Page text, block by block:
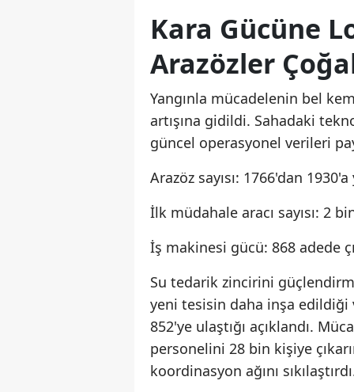
Kara Gücüne
Arazözler
Yangınla mücadelenin bel
artışına gidildi. Sahadaki
güncel operasyonel verileri
Arazöz sayısı: 1766'dan
İlk müdahale aracı sayısı: 2
İş makinesi gücü: 868 adede
Su tedarik zincirini
yeni tesisin daha inşa edildiği
852'ye ulaştığı açıklandı.
personelini 28 bin kişiye
koordinasyon ağını